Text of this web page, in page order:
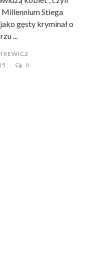
Stiega
gęsty kryminał o
...
0